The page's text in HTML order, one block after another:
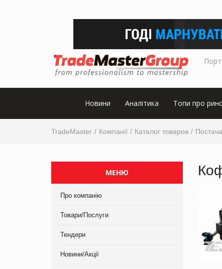
Новини Аналітика Топи про
TradeMaster Компанії Каталог товаров
МЕНЮ
Про компанію
Товари/Послуги
Тендери
Новини/Акції